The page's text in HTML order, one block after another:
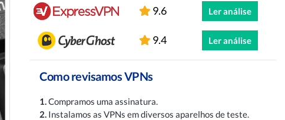
9.6 Ler análise
9.4 Ler análise
Como revisamos VPNs
1.Compramos uma assinatura.
2. Instalamos as VPNs em diversos aparelhos de teste.